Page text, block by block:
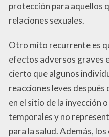
protección para aquellos
relaciones sexuales.
Otro mito recurrente es
efectos adversos graves
cierto que algunos
reacciones leves
en el sitio de la inyección
temporales y no
para la salud. Además,